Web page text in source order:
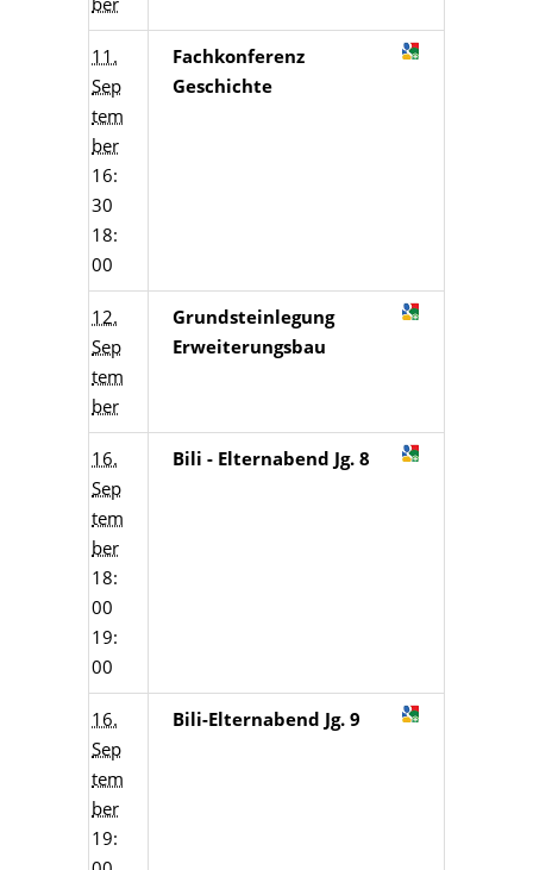
11.
Sep
tem
ber
16:
30
18:
00
Fachkonferenz
Geschichte
12.
Sep
tem
ber
Grundsteinlegung
Erweiterungsbau
16.
Sep
tem
ber
18:
00
19:
00
Bili - Elternabend Jg. 8
16.
Sep
tem
ber
19:
Bili-Elternabend Jg. 9